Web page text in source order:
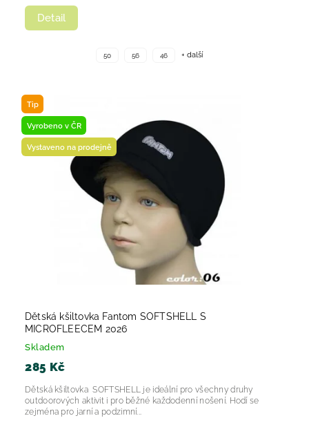
Detail
50 56 46 + další
Tip
Vyrobeno v ČR
Vystaveno na prodejně
Dětská kšiltovka Fantom SOFTSHELL S
MICROFLEECEM 2026
Skladem
285 Kč
Dětská kšiltovka SOFTSHELL je ideální pro všechny druhy
outdoorových aktivit i pro běžné každodenní nošení. Hodí se
zejména pro jarní a podzimní...